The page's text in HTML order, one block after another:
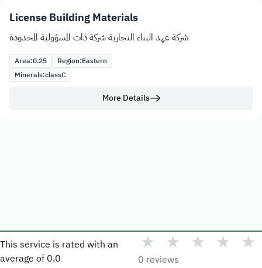
License Building Materials
شركة عهد البناء التجارية شركة ذات المسؤولية المحدودة
Area:0.25 Region:Eastern
Minerals:classC
More Details
This service is rated with an
average of 0.0
★ ★ ★ ★ ★
0 reviews